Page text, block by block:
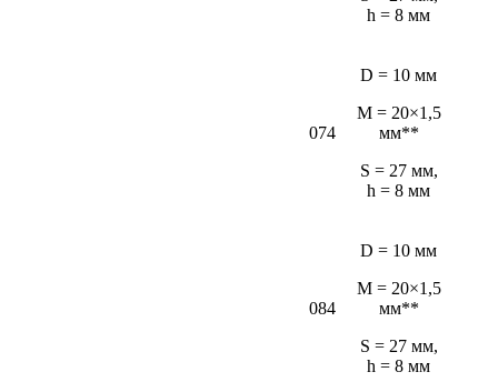
h = 8 мм
074
D = 10 мм
M = 20×1,5
мм**
S = 27 мм,
h = 8 мм
084
D = 10 мм
M = 20×1,5
мм**
S = 27 мм,
h = 8 мм